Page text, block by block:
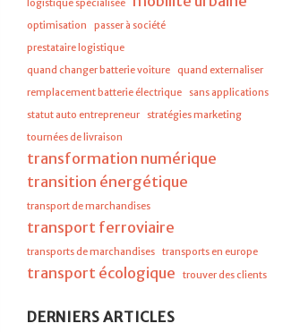
logistique spécialisée
optimisation
passer à société
prestataire logistique
quand changer batterie voiture
quand externaliser
remplacement batterie électrique
sans applications
statut auto entrepreneur
stratégies marketing
tournées de livraison
transformation numérique
transition énergétique
transport de marchandises
transport ferroviaire
transports de marchandises transports en europe
transport écologique trouver des clients
DERNIERS ARTICLES